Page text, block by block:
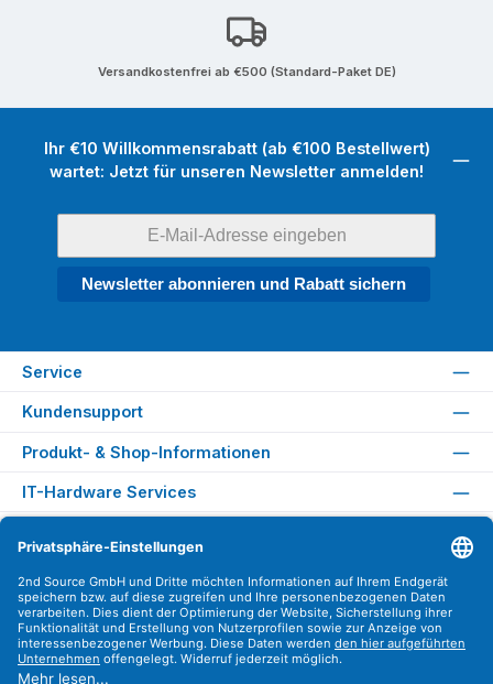
Versandkostenfrei ab €500 (Standard-Paket DE)
Ihr €10 Willkommensrabatt (ab €100 Bestellwert)
wartet: Jetzt für unseren Newsletter anmelden!
Newsletter abonnieren und Rabatt sichern
Service
Kundensupport
Produkt- & Shop-Informationen
IT-Hardware Services
Versandarten
Zahlungsarten
Sicher Einkaufen